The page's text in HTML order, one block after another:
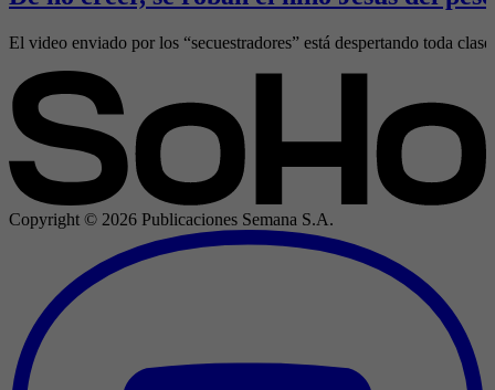
El video enviado por los “secuestradores” está despertando toda
Copyright © 2026 Publicaciones Semana S.A.